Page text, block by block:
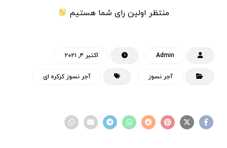
منتظر اولین رای شما هستیم
Admin اکتبر ۴, ۲۰۲۱
آجر نسوز آجر نسوز کرکره ای